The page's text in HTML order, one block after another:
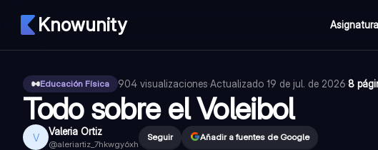
Knowunity
Educación Física 904 visualizaciones·Actualizado 19 de jul. de 2026·8
Todo sobre el Voleibol
V Valeria Ortiz
@aleriartiz_7hkwgy6xh
Seguir Añadir a fuentes de Google